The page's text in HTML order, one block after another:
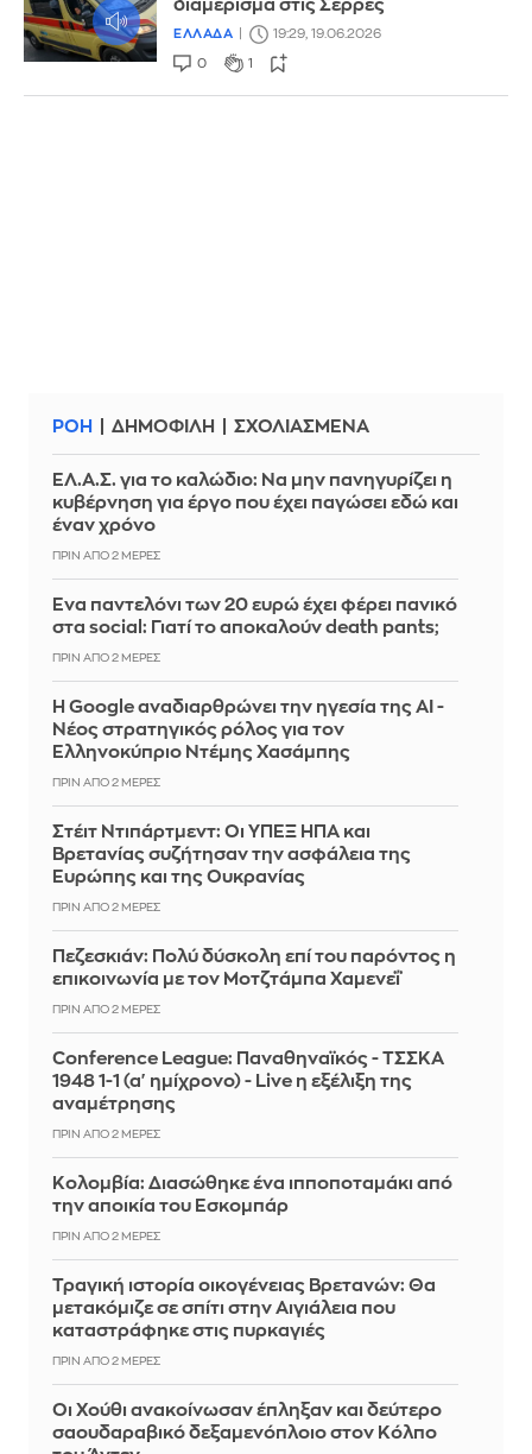
διαμέρισμα στις Σέρρες
ΕΛΛΑΔΑ 19:29, 19.06.2026
0 1
ΡΟΗ ΔΗΜΟΦΙΛΗ ΣΧΟΛΙΑΣΜΕΝΑ
ΕΛ.Α.Σ. για το καλώδιο: Να μην πανηγυρίζει η
κυβέρνηση για έργο που έχει παγώσει εδώ και
έναν χρόνο
ΠΡΙΝ ΑΠΌ 2 ΜΈΡΕΣ
Ένα παντελόνι των 20 ευρώ έχει φέρει πανικό
στα social: Γιατί το αποκαλούν death pants;
ΠΡΙΝ ΑΠΌ 2 ΜΈΡΕΣ
Η Google αναδιαρθρώνει την ηγεσία της AI -
Νέος στρατηγικός ρόλος για τον
Ελληνοκύπριο Ντέμης Χασάμπης
ΠΡΙΝ ΑΠΌ 2 ΜΈΡΕΣ
Στέιτ Ντιπάρτμεντ: Οι ΥΠΕΞ ΗΠΑ και
Βρετανίας συζήτησαν την ασφάλεια της
Ευρώπης και της Ουκρανίας
ΠΡΙΝ ΑΠΌ 2 ΜΈΡΕΣ
Πεζεσκιάν: Πολύ δύσκολη επί του παρόντος η
επικοινωνία με τον Μοτζτάμπα Χαμενεΐ
ΠΡΙΝ ΑΠΌ 2 ΜΈΡΕΣ
Conference League: Παναθηναϊκός - ΤΣΣΚΑ
1948 1-1 (α' ημίχρονο) - Live η εξέλιξη της
αναμέτρησης
ΠΡΙΝ ΑΠΌ 2 ΜΈΡΕΣ
Κολομβία: Διασώθηκε ένα ιπποποταμάκι από
την αποικία του Εσκομπάρ
ΠΡΙΝ ΑΠΌ 2 ΜΈΡΕΣ
Τραγική ιστορία οικογένειας Βρετανών: Θα
μετακόμιζε σε σπίτι στην Αιγιάλεια που
καταστράφηκε στις πυρκαγιές
ΠΡΙΝ ΑΠΌ 2 ΜΈΡΕΣ
Οι Χούθι ανακοίνωσαν έπληξαν και δεύτερο
σαουδαραβικό δεξαμενόπλοιο στον Κόλπο